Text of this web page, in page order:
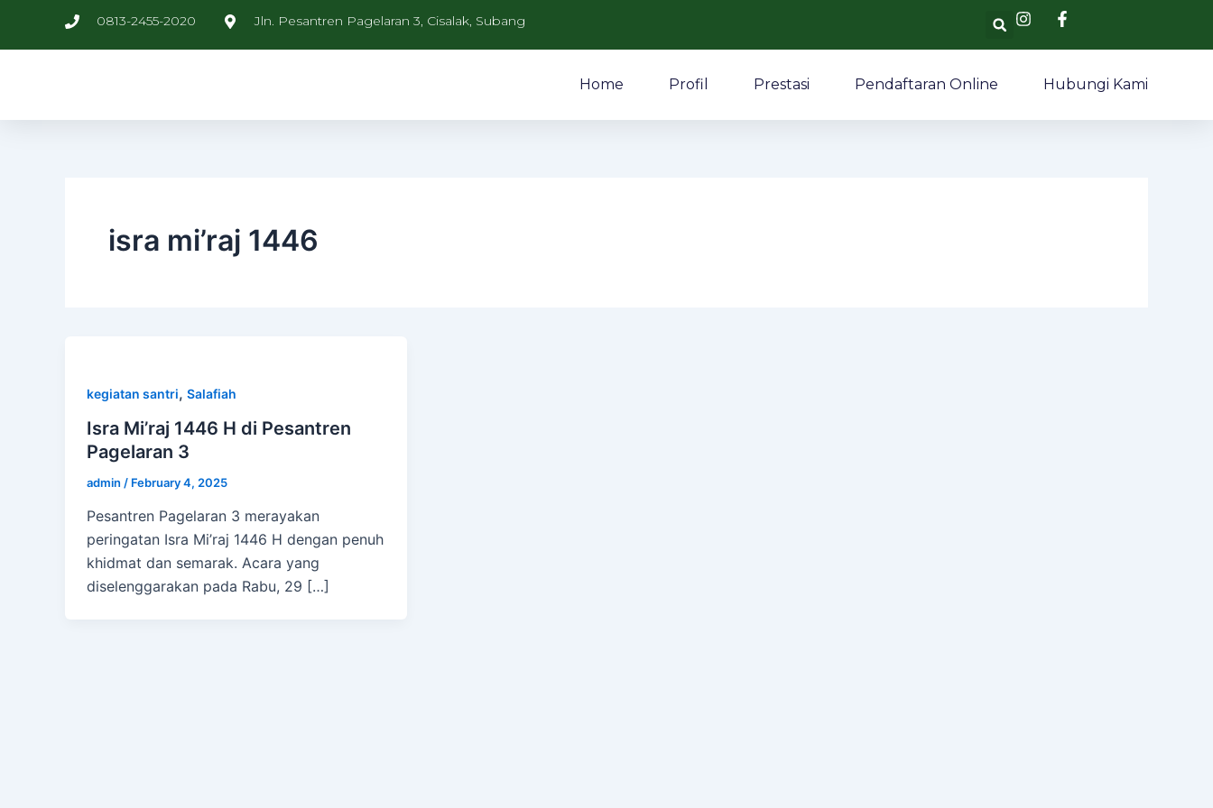
0813-2455-2020 Jln. Pesantren Pagelaran 3, Cisalak, Subang Search
Home Profil Prestasi Pendaftaran Online Hubungi Kami
isra mi’raj 1446
kegiatan santri, Salafiah
Isra Mi’raj 1446 H di Pesantren
Pagelaran 3
admin / February 4, 2025
Pesantren Pagelaran 3 merayakan
peringatan Isra Mi’raj 1446 H dengan penuh
khidmat dan semarak. Acara yang
diselenggarakan pada Rabu, 29 […]